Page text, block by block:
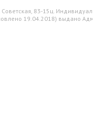
83-15ц.
19.04.2018) выдано